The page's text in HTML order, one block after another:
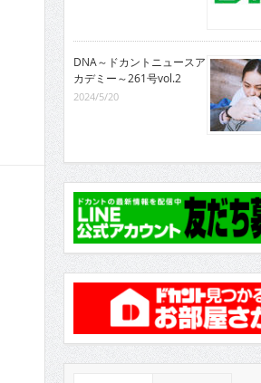
DNA～ドカントニュースア
カデミー～261号vol.2
2024/5/20